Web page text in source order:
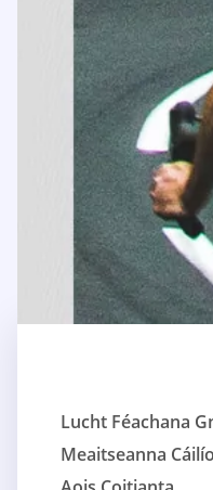
Lucht Féachana
Meaitseanna